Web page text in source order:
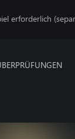
erforderlich